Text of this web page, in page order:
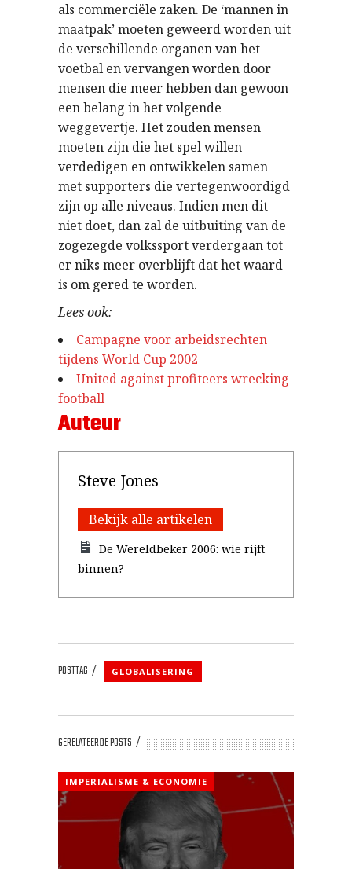
als commerciële zaken. De ‘mannen in
maatpak’ moeten geweerd worden uit
de verschillende organen van het
voetbal en vervangen worden door
mensen die meer hebben dan gewoon
een belang in het volgende
weggevertje. Het zouden mensen
moeten zijn die het spel willen
verdedigen en ontwikkelen samen
met supporters die vertegenwoordigd
zijn op alle niveaus. Indien men dit
niet doet, dan zal de uitbuiting van de
zogezegde volkssport verdergaan tot
er niks meer overblijft dat het waard
is om gered te worden.
Lees ook:
Campagne voor arbeidsrechten
tijdens World Cup 2002
United against profiteers wrecking
football
Auteur
Steve Jones
Bekijk alle artikelen
De Wereldbeker 2006: wie rijft
binnen?
POSTTAG GLOBALISERING
GERELATEERDE POSTS
IMPERIALISME & ECONOMIE